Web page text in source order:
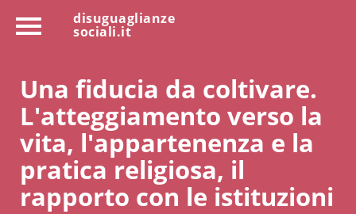
disuguaglianze
sociali.it
Una fiducia da coltivare.
L'atteggiamento verso la
vita, l'appartenenza e la
pratica religiosa, il
rapporto con le istituzioni